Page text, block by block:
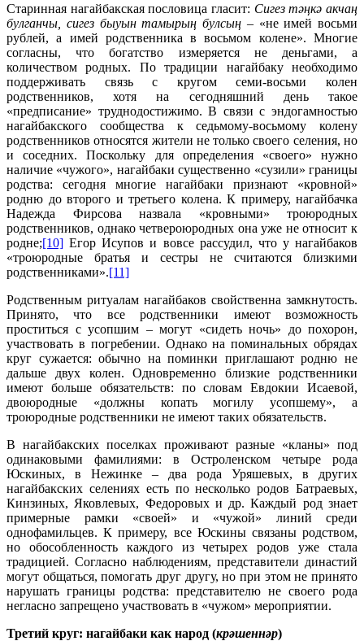
Старинная нагайбакская пословица гласит: Сигез тәңкә акчаң
булганчы, сигез быуын тамырың булсың –«не имей восьми
рублей, а имей родственника в восьмом колене». Многие
согласны, что богатство измеряется не деньгами, а
количеством родных. По традиции нагайбаку необходимо
поддерживать связь с кругом семи-восьми колен
родственников, хотя на сегодняшний день такое
«предписание» труднодостижимо. В связи с эндогамностью
нагайбакского сообщества к седьмому-восьмому колену
родственников относятся жители не только своего селения, но
и соседних. Поскольку для определения «своего» нужно
наличие «чужого», нагайбаки существенно «сузили» границы
родства: сегодня многие нагайбаки признают «кровной»
родню до второго и третьего колена. К примеру, нагайбачка
Надежда Фирсова назвала «кровными» троюродных
родственников, однако четвероюродных она уже не относит к
родне;[10] Егор Исупов и вовсе рассудил, что у нагайбаков
«троюродные братья и сестры не считаются близкими
родственниками».[11]
Родственным ритуалам нагайбаков свойственна замкнутость.
Принято, что все родственники имеют возможность
проститься с усопшим – могут «сидеть ночь» до похорон,
участвовать в погребении. Однако на поминальных обрядах
круг сужается: обычно на поминки приглашают родню не
дальше двух колен. Одновременно близкие родственники
имеют больше обязательств: по словам Евдокии Исаевой,
двоюродные «должны копать могилу усопшему», а
троюродные родственники не имеют таких обязательств.
В нагайбакских поселках проживают разные «кланы» под
одинаковыми фамилиями: в Остроленском четыре рода
Юскиных, в Нежинке – два рода Уряшевых, в других
нагайбакских селениях есть по несколько родов Батраевых,
Кинзиных, Яковлевых, Федоровых и др. Каждый род знает
примерные рамки «своей» и «чужой» линий среди
однофамильцев. К примеру, все Юскины связаны родством,
но обособленность каждого из четырех родов уже стала
традицией. Согласно наблюдениям, представители династий
могут общаться, помогать друг другу, но при этом не принято
нарушать границы родства: представителю не своего рода
негласно запрещено участвовать в «чужом» мероприятии.
Третий круг: нагайбаки как народ (крәшеннәр)